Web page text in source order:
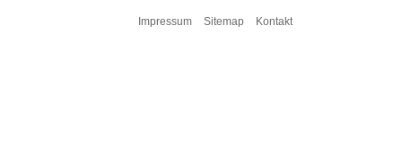
Impressum Sitemap Kontakt